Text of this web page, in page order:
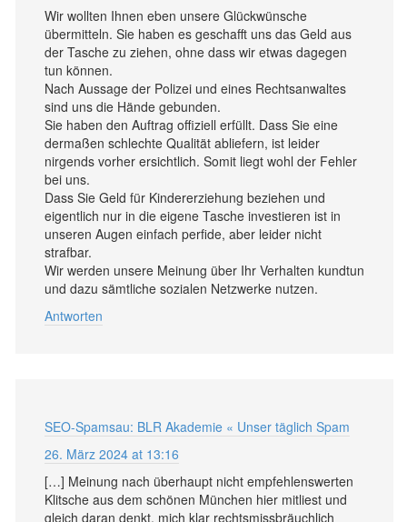
Wir wollten Ihnen eben unsere Glückwünsche
übermitteln. Sie haben es geschafft uns das Geld aus
der Tasche zu ziehen, ohne dass wir etwas dagegen
tun können.
Nach Aussage der Polizei und eines Rechtsanwaltes
sind uns die Hände gebunden.
Sie haben den Auftrag offiziell erfüllt. Dass Sie eine
dermaßen schlechte Qualität abliefern, ist leider
nirgends vorher ersichtlich. Somit liegt wohl der Fehler
bei uns.
Dass Sie Geld für Kindererziehung beziehen und
eigentlich nur in die eigene Tasche investieren ist in
unseren Augen einfach perfide, aber leider nicht
strafbar.
Wir werden unsere Meinung über Ihr Verhalten kundtun
und dazu sämtliche sozialen Netzwerke nutzen.
Antworten
SEO-Spamsau: BLR Akademie « Unser täglich Spam
26. März 2024 at 13:16
[…] Meinung nach überhaupt nicht empfehlenswerten
Klitsche aus dem schönen München hier mitliest und
gleich daran denkt, mich klar rechtsmissbräuchlich